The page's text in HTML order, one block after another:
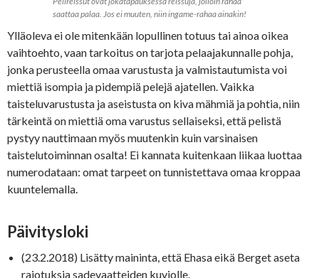
saattaa palaa. Jos ei muuten, niin ingame-rahaa ainakin!
Ylläoleva ei ole mitenkään lopullinen totuus tai ainoa oikea
vaihtoehto, vaan tarkoitus on tarjota pelaajakunnalle pohja,
jonka perusteella omaa varustusta ja valmistautumista voi
miettiä isompia ja pidempiä pelejä ajatellen. Vaikka
taisteluvarustusta ja aseistusta on kiva mähmiä ja pohtia, niin
tärkeintä on miettiä oma varustus sellaiseksi, että pelistä
pystyy nauttimaan myös muutenkin kuin varsinaisen
taistelutoiminnan osalta! Ei kannata kuitenkaan liikaa luottaa
numerodataan: omat tarpeet on tunnistettava omaa kroppaa
kuuntelemalla.
Päivitysloki
(23.2.2018) Lisätty maininta, että Ehasa eikä Berget aseta
rajotuksia sadevaatteiden kuviolle.